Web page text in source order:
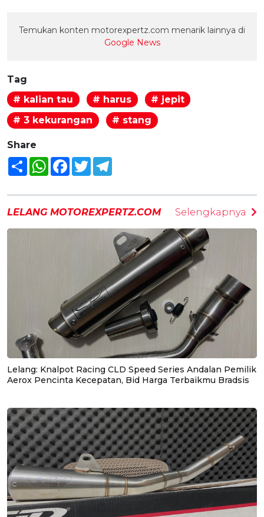
Temukan konten motorexpertz.com menarik lainnya di
Google News
Tag
# kalian tau
# harus
# jepit
# 3 kekurangan
# stang
Share
Share WhatsAppFacebook
Twitter
LELANG MOTOREXPERTZ.COM Selengkapnya
Lelang: Knalpot Racing CLD Speed Series Andalan Pemilik
Aerox Pencinta Kecepatan, Bid Harga Terbaikmu Bradsis